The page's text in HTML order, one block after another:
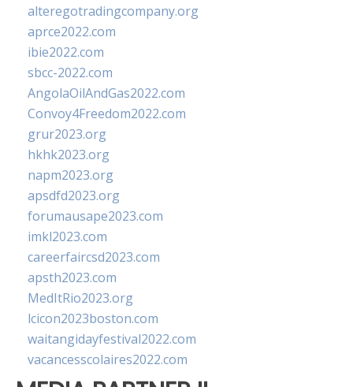
alteregotradingcompany.org
aprce2022.com
ibie2022.com
sbcc-2022.com
AngolaOilAndGas2022.com
Convoy4Freedom2022.com
grur2023.org
hkhk2023.org
napm2023.org
apsdfd2023.org
forumausape2023.com
imkl2023.com
careerfaircsd2023.com
apsth2023.com
MedItRio2023.org
lcicon2023boston.com
waitangidayfestival2022.com
vacancesscolaires2022.com